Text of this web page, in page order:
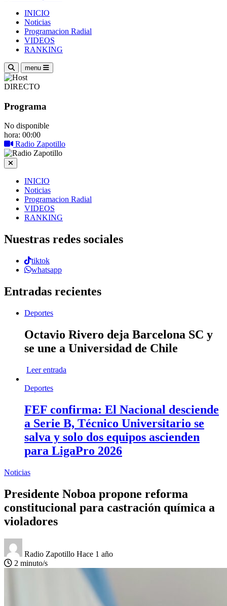
INICIO
Noticias
Programacion Radial
VIDEOS
RANKING
menu
DIRECTO
Programa
No disponible
hora: 00:00
Radio Zapotillo
INICIO
Noticias
Programacion Radial
VIDEOS
RANKING
Nuestras redes sociales
tiktok
whatsapp
Entradas recientes
Deportes
Octavio Rivero deja Barcelona SC y
se une a Universidad de Chile
Leer entrada
Deportes
FEF confirma: El Nacional desciende
a Serie B, Técnico Universitario se
salva y solo dos equipos ascienden
para LigaPro 2026
Noticias
Presidente Noboa propone reforma
constitucional para castración química a
violadores
Radio Zapotillo Hace 1 año
2 minuto/s